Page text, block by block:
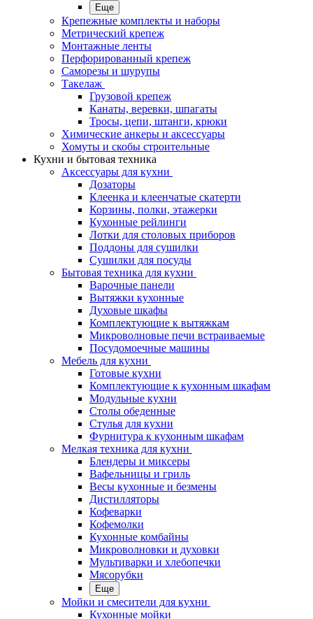
Еще
Крепежные комплекты и наборы
Метрический крепеж
Монтажные ленты
Перфорированный крепеж
Саморезы и шурупы
Такелаж
Грузовой крепеж
Канаты, веревки, шпагаты
Тросы, цепи, штанги, крюки
Химические анкеры и аксессуары
Хомуты и скобы строительные
Кухни и бытовая техника
Аксессуары для кухни
Дозаторы
Клеенка и клеенчатые скатерти
Корзины, полки, этажерки
Кухонные рейлинги
Лотки для столовых приборов
Поддоны для сушилки
Сушилки для посуды
Бытовая техника для кухни
Варочные панели
Вытяжки кухонные
Духовые шкафы
Комплектующие к вытяжкам
Микроволновые печи встраиваемые
Посудомоечные машины
Мебель для кухни
Готовые кухни
Комплектующие к кухонным шкафам
Модульные кухни
Столы обеденные
Стулья для кухни
Фурнитура к кухонным шкафам
Мелкая техника для кухни
Блендеры и миксеры
Вафельницы и гриль
Весы кухонные и безмены
Дистилляторы
Кофеварки
Кофемолки
Кухонные комбайны
Микроволновки и духовки
Мультиварки и хлебопечки
Мясорубки
Еще
Мойки и смесители для кухни
Кухонные мойки